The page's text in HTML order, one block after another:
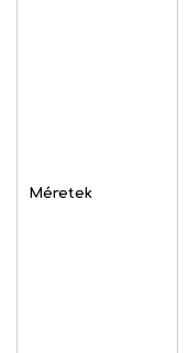
Méretek